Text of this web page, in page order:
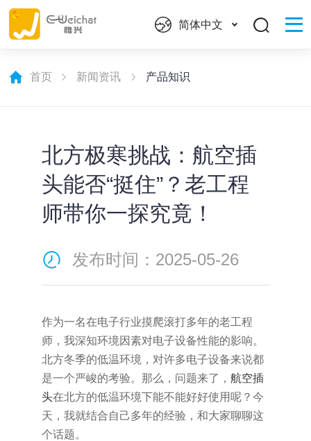
简体中文
首页 新闻资讯 产品知识
北方极寒挑战：航空插
头能否“挺住”？老工程
师带你一探究竟！
发布时间：2025-05-26
作为一名在电子行业摸爬滚打多年的老工程
师，我深知环境因素对电子设备性能的影响。
北方冬季的低温环境，对许多电子设备来说都
是一个严峻的考验。那么，问题来了， 航空插
头在北方的低温环境下能不能好好使用呢？今
天，我就结合自己多年的经验，和大家聊聊这
个话题。